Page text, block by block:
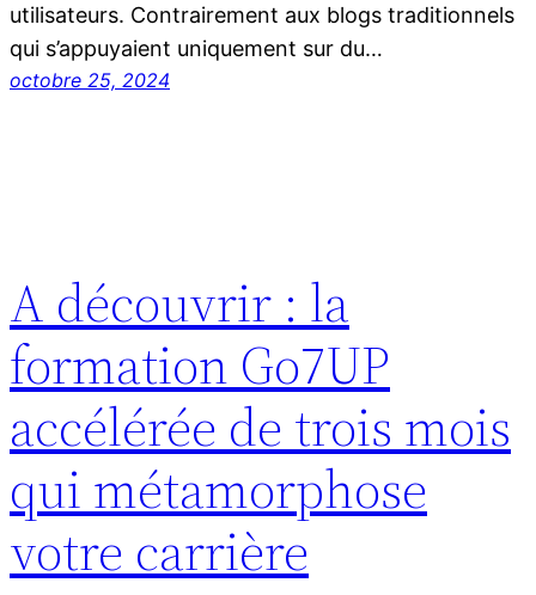
utilisateurs. Contrairement aux blogs traditionnels
qui s’appuyaient uniquement sur du…
octobre 25, 2024
A découvrir : la
formation Go7UP
accélérée de trois mois
qui métamorphose
votre carrière